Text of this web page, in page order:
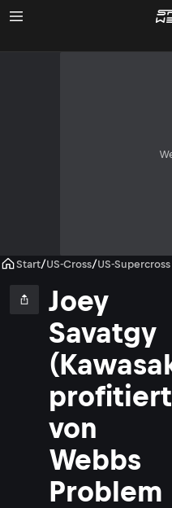
Start/US-Cross/US-
Joey
Savatgy
profitiert
von
Webbs
Problem